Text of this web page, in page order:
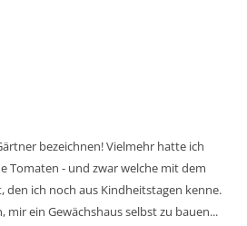
bezeichnen! Vielmehr hatte ich
Tomaten - und zwar welche mit dem
den ich noch aus Kindheitstagen kenne.
mir ein Gewächshaus selbst zu bauen...